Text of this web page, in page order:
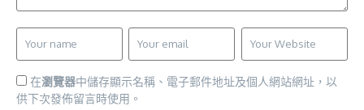
在瀏覽器中儲存顯示名稱、電子郵件地址及個人網站網址，以
供下次發佈留言時使用。